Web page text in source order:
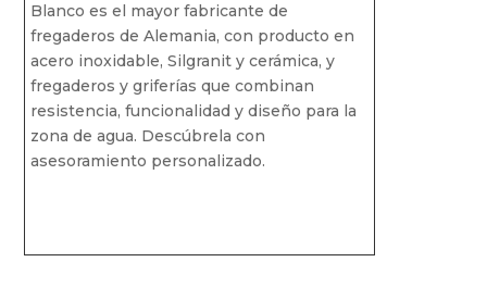
Blanco es el mayor fabricante de
fregaderos de Alemania, con producto en
acero inoxidable, Silgranit y cerámica, y
fregaderos y griferías que combinan
resistencia, funcionalidad y diseño para la
zona de agua. Descúbrela con
asesoramiento personalizado.